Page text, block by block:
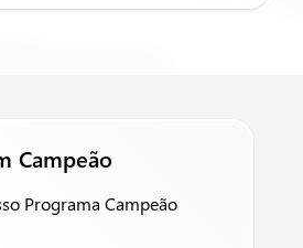
Campeão
Programa Campeão